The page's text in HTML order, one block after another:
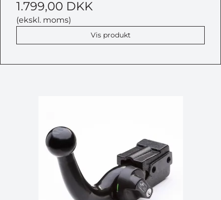
1.799,00 DKK
(ekskl. moms)
Vis produkt
Deltag i vores største konkurrence
til dato –værdi 5.799 kr.
Navn